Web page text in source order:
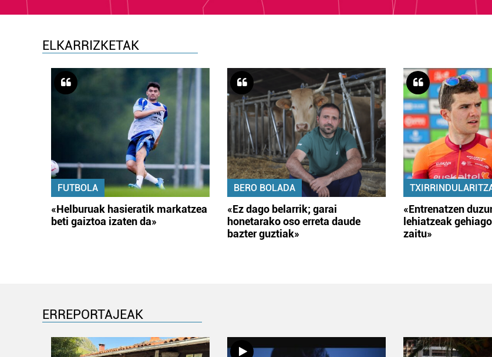
ELKARRIZKETAK
FUTBOLA
«Helburuak hasieratik markatzea
beti gaiztoa izaten da»
BERO BOLADA
«Ez dago belarrik; garai
honetarako oso erreta daude
bazter guztiak»
«Entrenatzen
lehiatzeak
zaitu»
ERREPORTAJEAK